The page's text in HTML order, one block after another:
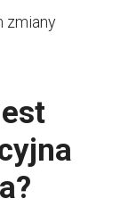
zmiany